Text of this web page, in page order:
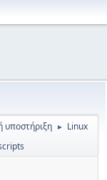
υποστήριξη ► Linux